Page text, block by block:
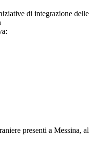
di integrazione delle
presenti a Messina, al